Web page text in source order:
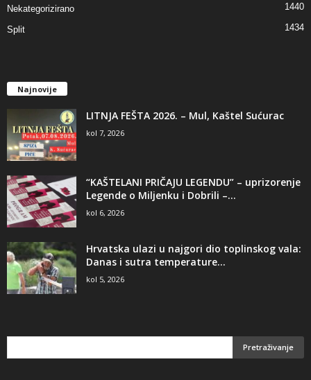
Nekategorizirano 1440
Split 1434
Najnovije
LITNJA FEŠTA 2026. – Mul, Kaštel Sućurac
kol 7, 2026
“KAŠTELANI PRIČAJU LEGENDU” – uprizorenje
Legende o Miljenku i Dobrili –...
kol 6, 2026
Hrvatska ulazi u najgori dio toplinskog vala:
Danas i sutra temperature...
kol 5, 2026